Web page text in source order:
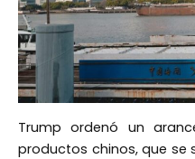
Trump ordenó un
productos chinos, que se